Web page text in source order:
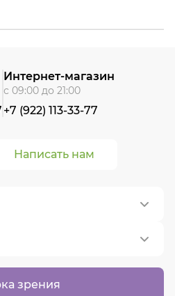
зрения
Написать нам
Интернет-магазин
с 09:00 до 21:00
+7 (922) 113-33-77